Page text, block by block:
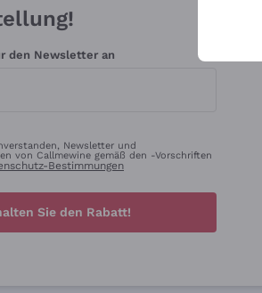
den Newsletter an
Newsletter und
von Callmewine gemäß den -Vorschriften
Bestimmungen
Sie den Rabatt!